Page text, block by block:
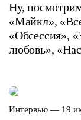
Ну,
«Майкл»,
«Обсессия»,
любовь»,
Интервью — 19